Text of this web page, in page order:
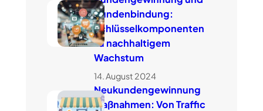
Kundenbindung:
Schlüsselkomponenten
zu nachhaltigem
Wachstum
14. August 2024
Neukundengewinnung
Maßnahmen: Von Traffic